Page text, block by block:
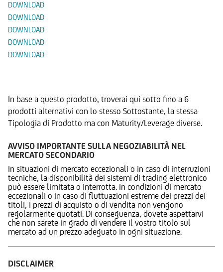
DOWNLOAD
DOWNLOAD
DOWNLOAD
DOWNLOAD
DOWNLOAD
In base a questo prodotto, troverai qui sotto fino a 6
prodotti alternativi con lo stesso Sottostante, la stessa
Tipologia di Prodotto ma con Maturity/Leverage diverse.
AVVISO IMPORTANTE SULLA NEGOZIABILITÀ NEL
MERCATO SECONDARIO
In situazioni di mercato eccezionali o in caso di interruzioni
tecniche, la disponibilità dei sistemi di trading elettronico
può essere limitata o interrotta. In condizioni di mercato
eccezionali o in caso di fluttuazioni estreme dei prezzi dei
titoli, i prezzi di acquisto o di vendita non vengono
regolarmente quotati. Di conseguenza, dovete aspettarvi
che non sarete in grado di vendere il vostro titolo sul
mercato ad un prezzo adeguato in ogni situazione.
DISCLAIMER